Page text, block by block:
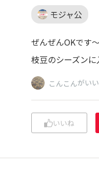
モジャ公
ぜんぜんOKです～
枝豆のシーズン
こんこんがい
いいね